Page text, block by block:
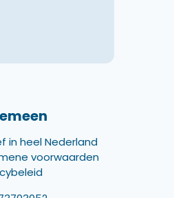
in heel Nederland
voorwaarden